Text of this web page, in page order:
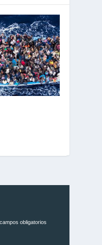
obligatorios